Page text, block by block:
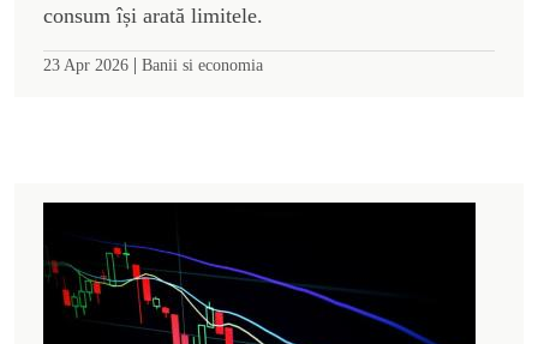
consum își arată limitele.
23 Apr 2026 | Banii si economia